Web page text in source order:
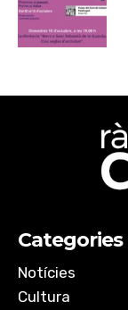
Categories
Notícies
Cultura